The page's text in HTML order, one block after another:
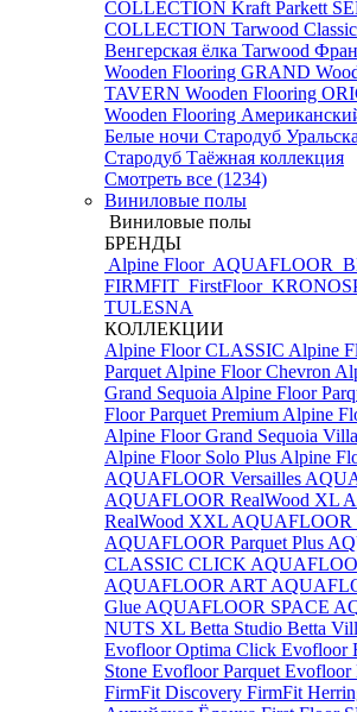
COLLECTION Kraft Parkett
COLLECTION Tarwood Classic
Венгерская ёлка Tarwood
Wooden Flooring GRAND
TAVERN Wooden Flooring
Wooden Flooring
Белые ночи Стародуб
Стародуб Таёжная коллекция
Смотреть все (1234)
Виниловые полы
Виниловые полы
БРЕНДЫ
Alpine Floor AQUAFLOOR
FIRMFIT FirstFloor
TULESNA
КОЛЛЕКЦИИ
Alpine Floor CLASSIC Alpine
Parquet Alpine Floor Chevron
Grand Sequoia Alpine Floor
Floor Parquet Premium Alpine
Alpine Floor Grand Sequoia
Alpine Floor Solo Plus Alpine
AQUAFLOOR Versailles
AQUAFLOOR RealWood XL
RealWood XXL AQUAFLOOR
AQUAFLOOR Parquet Plus
CLASSIC CLICK
AQUAFLOOR ART
Glue AQUAFLOOR SPACE
NUTS XL Betta Studio Betta
Evofloor Optima Click Evofloor
Stone Evofloor Parquet Evofloor
FirmFit Discovery FirmFit